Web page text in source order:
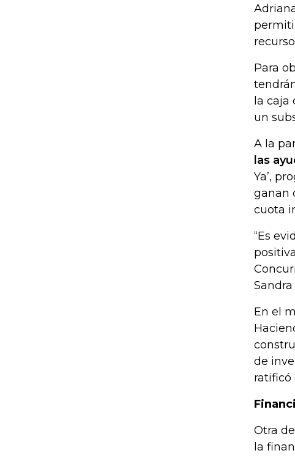
Para
la caja
un
A la
las
Ya’,
ganan
cuota
“Es
En el
de
ratificó
Otra
la